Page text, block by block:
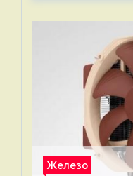
Железо